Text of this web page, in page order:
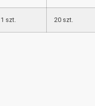
1 szt. 20 szt.